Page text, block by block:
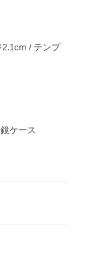
2.1cm / テンプ
ケース